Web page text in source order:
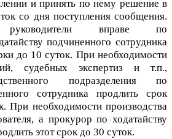
и принять по нему решение в
со дня поступления сообщения.
руководители вправе по
подчиненного сотрудника
до 10 суток. При необходимости
судебных экспертиз и т.п.,
подразделения по
сотрудника продлить срок
При необходимости производства
а прокурор по ходатайству
этот срок до 30 суток.